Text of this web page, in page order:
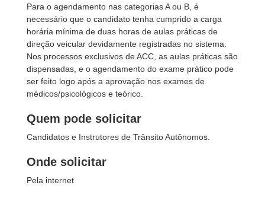
Para o agendamento nas categorias A ou B, é
necessário que o candidato tenha cumprido a carga
horária mínima de duas horas de aulas práticas de
direção veicular devidamente registradas no sistema.
Nos processos exclusivos de ACC, as aulas práticas são
dispensadas, e o agendamento do exame prático pode
ser feito logo após a aprovação nos exames de
médicos/psicológicos e teórico.
Quem pode solicitar
Candidatos e Instrutores de Trânsito Autônomos.
Onde solicitar
Pela internet